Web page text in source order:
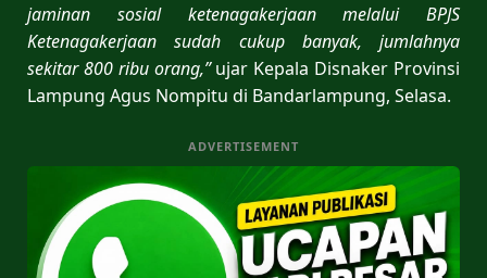
jaminan sosial ketenagakerjaan melalui BPJS
Ketenagakerjaan sudah cukup banyak, jumlahnya
sekitar 800 ribu orang,”ujar Kepala Disnaker Provinsi
Lampung Agus Nompitu di Bandarlampung, Selasa.
ADVERTISEMENT